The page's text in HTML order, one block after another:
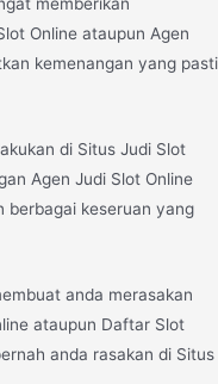
Online ataupun Agen
kemenangan yang pasti
di Situs Judi Slot
Agen Judi Slot Online
berbagai keseruan yang
anda merasakan
ataupun Daftar Slot
anda rasakan di Situs